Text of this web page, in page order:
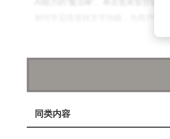
专业办公应用携手，将AI能力注入到
业版的AI贴图等功能，共同构建了一
护眼云晰柔光屏。早在2023年，华为
不佳的问题。2024年，华为进一步推
同类内容